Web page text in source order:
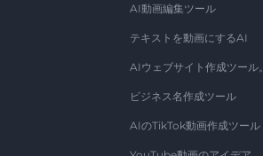
AI動画編集ツール
テキストを動画にするAI
AIウェブサイト作成ツール。
ビジネス名作成ツール
AIのTikTok動画作成ツール